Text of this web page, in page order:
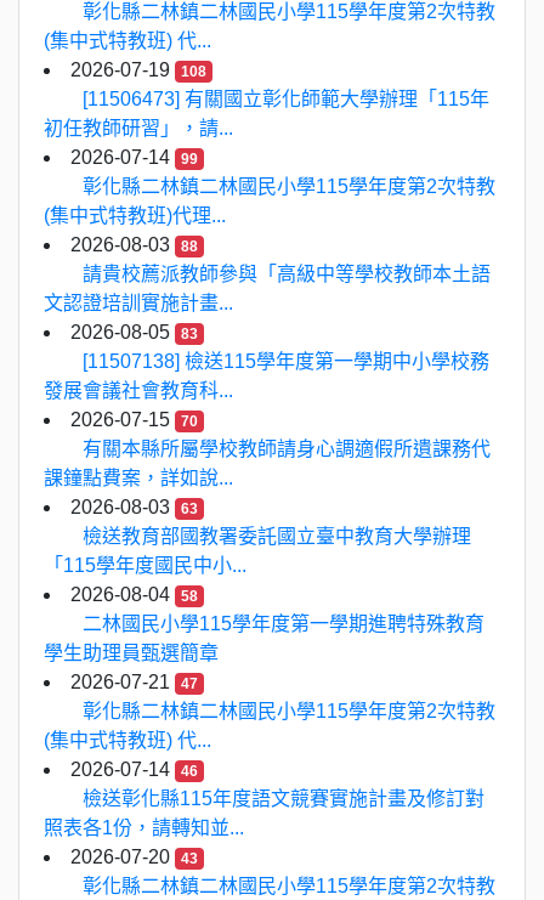
彰化縣二林鎮二林國民小學115學年度第2次特教
(集中式特教班) 代...
2026-07-19
108
[11506473] 有關國立彰化師範大學辦理「115年
初任教師研習」，請...
2026-07-14
99
彰化縣二林鎮二林國民小學115學年度第2次特教
(集中式特教班)代理...
2026-08-03
88
請貴校薦派教師參與「高級中等學校教師本土語
文認證培訓實施計畫...
2026-08-05
83
[11507138] 檢送115學年度第一學期中小學校務
發展會議社會教育科...
2026-07-15
70
有關本縣所屬學校教師請身心調適假所遺課務代
課鐘點費案，詳如說...
2026-08-03
63
檢送教育部國教署委託國立臺中教育大學辦理
「115學年度國民中小...
2026-08-04
58
二林國民小學115學年度第一學期進聘特殊教育
學生助理員甄選簡章
2026-07-21
47
彰化縣二林鎮二林國民小學115學年度第2次特教
(集中式特教班) 代...
2026-07-14
46
檢送彰化縣115年度語文競賽實施計畫及修訂對
照表各1份，請轉知並...
2026-07-20
43
彰化縣二林鎮二林國民小學115學年度第2次特教